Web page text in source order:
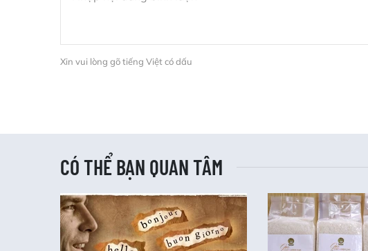
Xin vui lòng gõ tiếng Việt có dấu
CÓ THỂ BẠN QUAN TÂM